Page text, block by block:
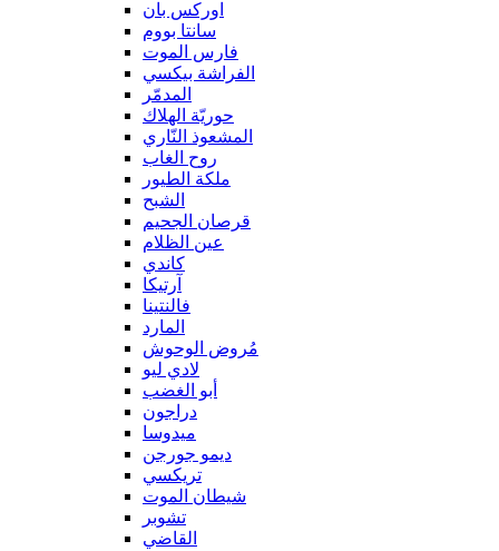
اوركس بان
سانتا بووم
فارس الموت
الفراشة بيكسي
المدمّر
حوريّة الهلاك
المشعوذ النّاري
روح الغاب
ملكة الطيور
الشبح
قرصان الجحيم
عين الظلام
كاندي
آرتيكا
فالنتينا
المارد
مُروض الوحوش
لادي ليو
أبو الغضب
دراجون
ميدوسا
ديمو جورجن
تريكسي
شيطان الموت
تشوبر
القاضي